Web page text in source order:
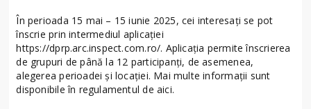
În perioada 15 mai – 15 iunie 2025, cei interesați se pot
înscrie prin intermediul aplicației
https://dprp.arc.inspect.com.ro/. Aplicația permite înscrierea
de grupuri de până la 12 participanți, de asemenea,
alegerea perioadei și locației. Mai multe informații sunt
disponibile în regulamentul de aici.